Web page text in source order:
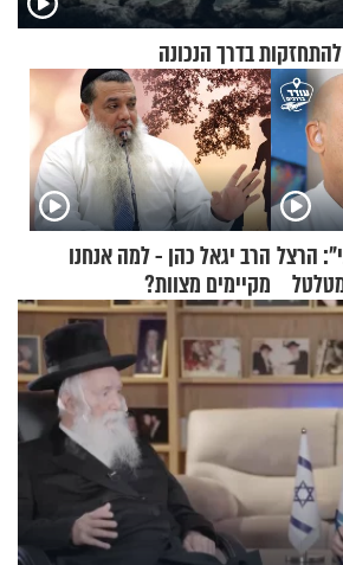
בדרך הנכונה
הרצל הרב יגאל כהן - למה אנחנו
מקיימים מצוות?